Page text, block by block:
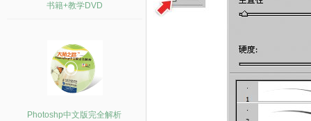
书籍+教学DVD
Photoshp中文版完全解析